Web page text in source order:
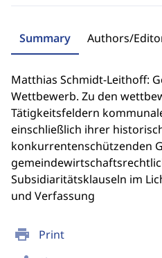
print Print
Summary Authors/
Matthias Schmidt-Leithoff:
Wettbewerb. Zu den
Tätigkeitsfeldern
einschließlich ihrer
konkurrentenschützenden
Subsidiaritätsklauseln im
und Verfassung